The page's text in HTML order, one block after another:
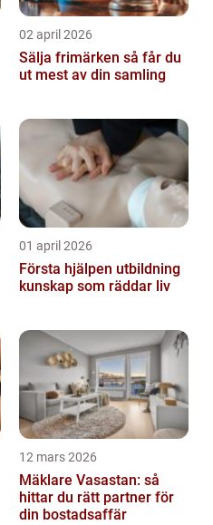
02 april 2026
Sälja frimärken så får du
ut mest av din samling
01 april 2026
Första hjälpen utbildning
kunskap som räddar liv
12 mars 2026
Mäklare Vasastan: så
hittar du rätt partner för
din bostadsaffär